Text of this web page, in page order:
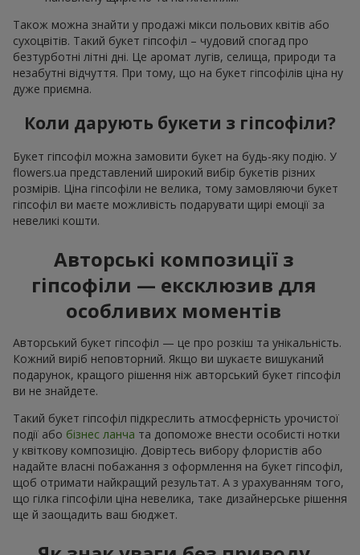
Також можна знайти у продажі мікси польових квітів або
сухоцвітів. Такий букет гіпсофіл – чудовий спогад про
безтурботні літні дні. Це аромат лугів, селища, природи та
незабутні відчуття. При тому, що на букет гіпсофілів ціна ну
дуже приємна.
Коли дарують букети з гіпсофіли?
Букет гіпсофіл можна замовити букет на будь-яку подію. У
flowers.ua представлений широкий вибір букетів різних
розмірів. Ціна гіпсофіли не велика, тому замовляючи букет
гіпсофіл ви маєте можливість подарувати щирі емоції за
невеликі кошти.
Авторські композиції з
гіпсофіли — ексклюзив для
особливих моментів
Авторський букет гіпсофіл — це про розкіш та унікальність.
Кожний виріб неповторний. Якщо ви шукаєте вишуканий
подарунок, кращого рішення ніж авторський букет гіпсофіл
ви не знайдете.
Такий букет гіпсофіл підкреслить атмосферність урочистої
події або бізнес ланча та допоможе внести особисті нотки
у квіткову композицію. Довіртесь вибору флористів або
надайте власні побажання з оформлення на букет гіпсофіл,
щоб отримати найкращий результат. А з урахуванням того,
що гілка гіпсофіли ціна невелика, таке дизайнерське рішення
ще й заощадить ваш бюджет.